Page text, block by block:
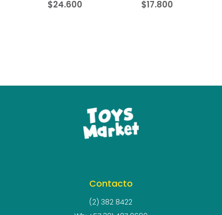
$24.600 $17.800
Contacto
(2) 382 8422